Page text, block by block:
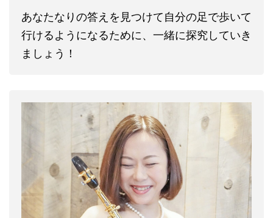
あなたなりの答えを見つけて自分の足で歩いて
行けるようになるために、一緒に探究していき
ましょう！